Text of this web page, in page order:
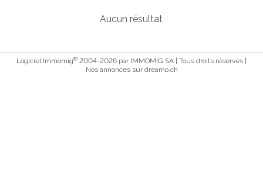
Aucun résultat
Logiciel Immomig® 2004-2026 par IMMOMIG SA | Tous droits réservés |
Nos annonces surdreamo.ch